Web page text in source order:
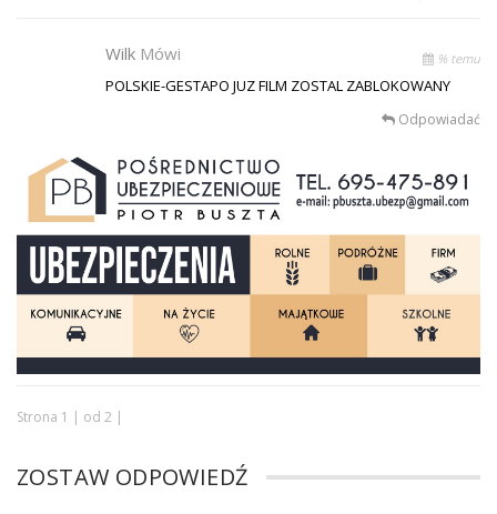
Wilk Mówi % temu
POLSKIE-GESTAPO JUZ FILM ZOSTAL ZABLOKOWANY
Odpowiadać
Strona 1 | od 2 |
ZOSTAW ODPOWIEDŹ